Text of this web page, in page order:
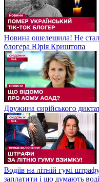
Новина ошелешила! Не
блогера Юрія Криштопа
Дружина сирійського
Водіїв на літній гумі
заплатити і що думають